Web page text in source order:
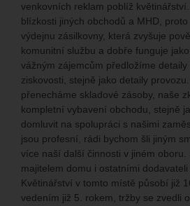
venkovních reklam poblíž
blízkosti jiných obchodů a MHD,
výdejnu zásilkovny, která zvyšuje
komunitní službu a dobře funguje
vážným zájemcům předložíme detaily
ziskovosti, stejně jako detaily
přenecháme skladové zásoby, naše
kompletní vybavení obchodu, stejně
domluvit na spolupráci s našimi
jsou profesní, rádi bychom šli jiným
více naší další činnosti v jiném oboru.
majitelem domu i ostatními dodavateli
Květinářství v tomto místě působí již
vedením již 5. rokem, tržby se zvedli